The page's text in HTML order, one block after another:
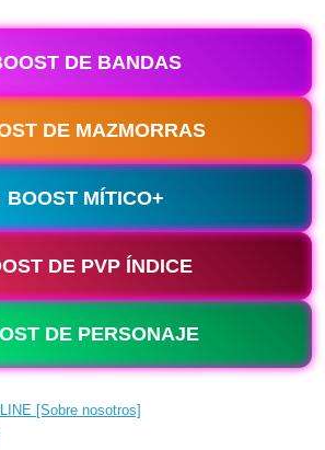
DE BANDAS
DE MAZMORRAS
BOOST MÍTICO+
DE PVP ÍNDICE
DE PERSONAJE
[Sobre nosotros]